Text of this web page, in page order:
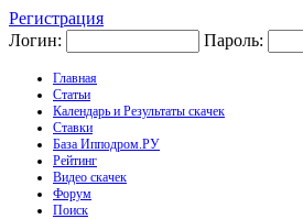
Регистрация
Логин:
Пароль:
Главная
Статьи
Календарь и Результаты скачек
Ставки
База Ипподром.РУ
Рейтинг
Видео скачек
Форум
Поиск